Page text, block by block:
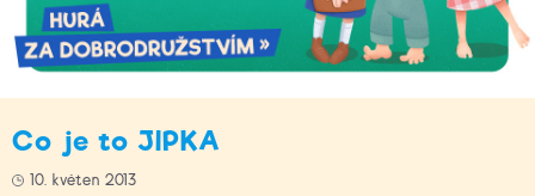
Co je to JIPKA
10. květen 2013